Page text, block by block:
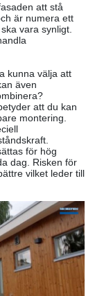
att stå
är numera ett
vara synligt.
kunna välja att
även
att du kan
montering.
för hög
dag. Risken för
vilket leder till